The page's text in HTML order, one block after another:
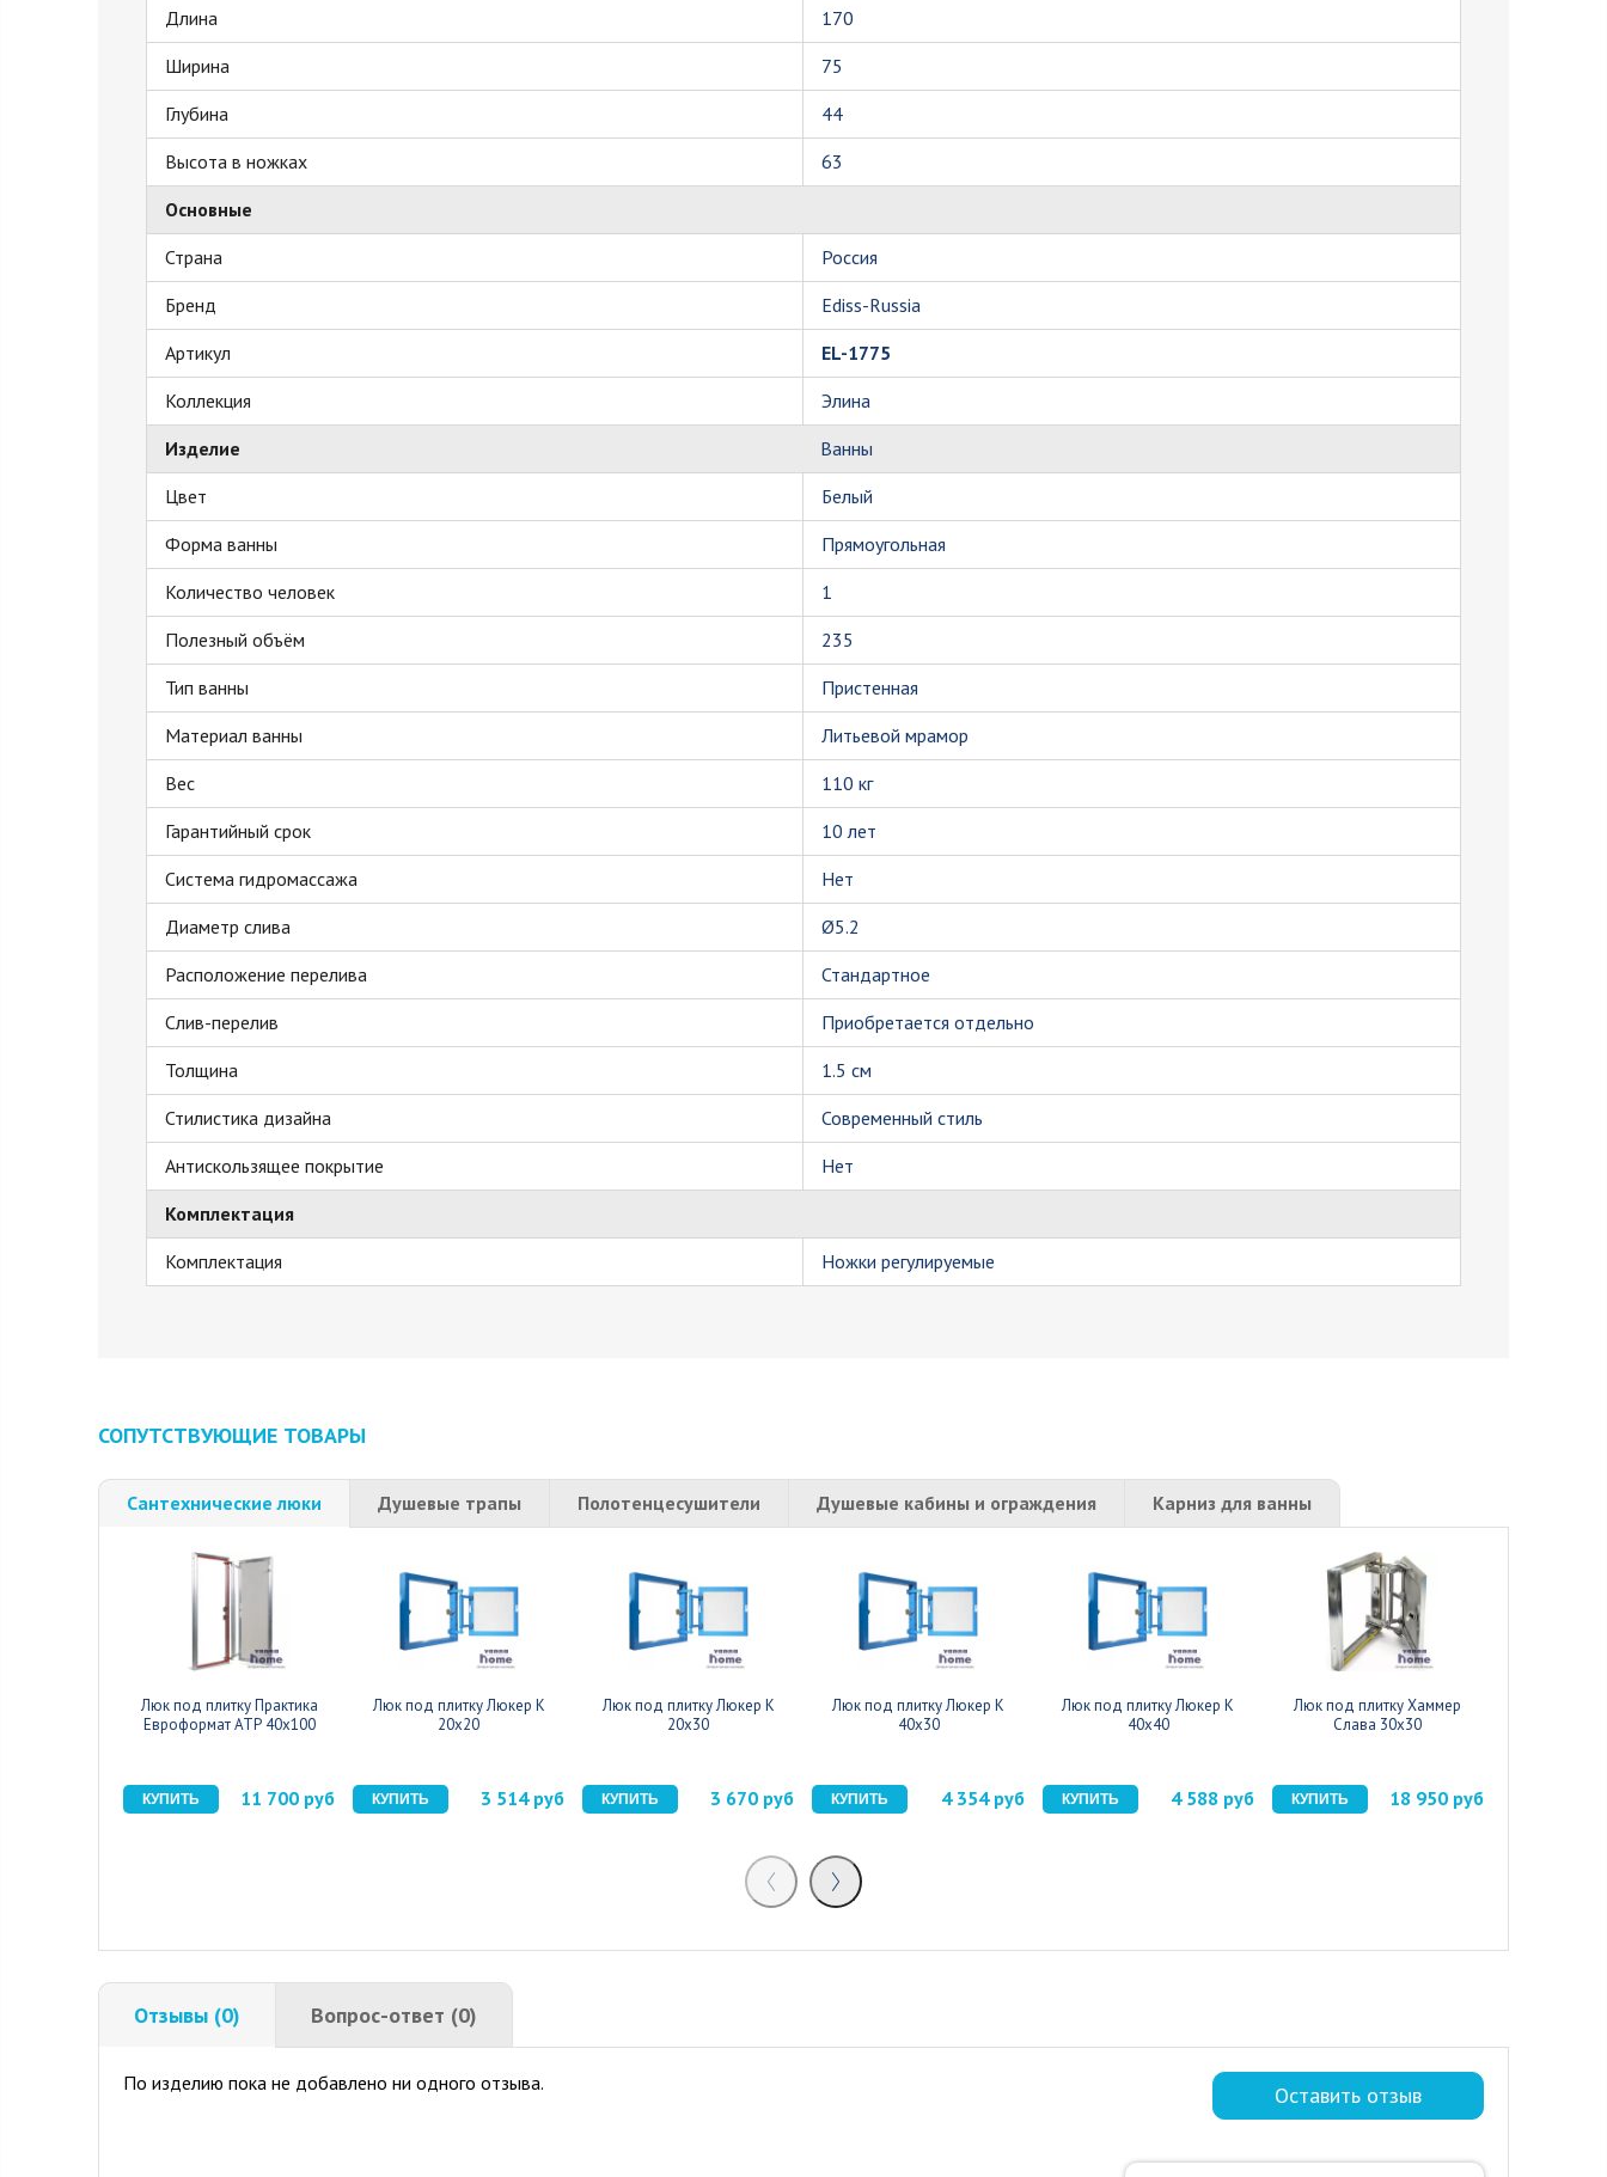
Длина
170
Ширина
75
Глубина
44
Высота в ножках
63
Основные
Страна
Россия
Бренд
Ediss-Russia
Артикул
EL-1775
Коллекция
Элина
Изделие
Ванны
Цвет
Белый
Форма ванны
Прямоугольная
Количество человек
1
Полезный объём
235
Тип ванны
Пристенная
Материал ванны
Литьевой мрамор
Вес
110 кг
Гарантийный срок
10 лет
Система гидромассажа
Нет
Диаметр слива
Ø5.2
Расположение перелива
Стандартное
Слив-перелив
Приобретается отдельно
Толщина
1.5 см
Стилистика дизайна
Современный стиль
Антискользящее покрытие
Нет
Комплектация
Комплектация
Ножки регулируемые
СОПУТСТВУЮЩИЕ ТОВАРЫ
Сантехнические люки Душевые трапы Полотенцесушители Душевые кабины и ограждения Карниз для ванны
Люк под плитку Практика
Евроформат АТР 40x100
11 700 руб
Люк под плитку Люкер К
20x20
3 514 руб
Люк под плитку Люкер К
20x30
3 670 руб
Люк под плитку Люкер К
40x30
4 354 руб
Люк под плитку Люкер К
40x40
4 588 руб
Люк под плитку Хаммер
Слава 30x30
18 950 руб
Отзывы (0) Вопрос-ответ (0)
По изделию пока не добавлено ни одного отзыва. Оставить отзыв